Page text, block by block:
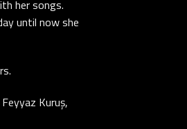
her songs.
until now she
Kuruş,